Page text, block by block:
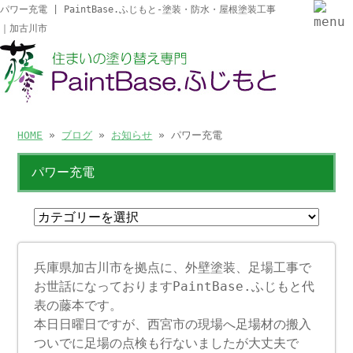
パワー充電 | PaintBase.ふじもと-塗装・防水・屋根塗装工事
｜加古川市
HOME » ブログ » お知らせ » パワー充電
パワー充電
兵庫県加古川市を拠点に、外壁塗装、足場工事で
お世話になっておりますPaintBase.ふじもと代
表の藤本です。
本日日曜日ですが、西宮市の現場へ足場材の搬入
ついでに足場の点検も行ないましたが大丈夫で